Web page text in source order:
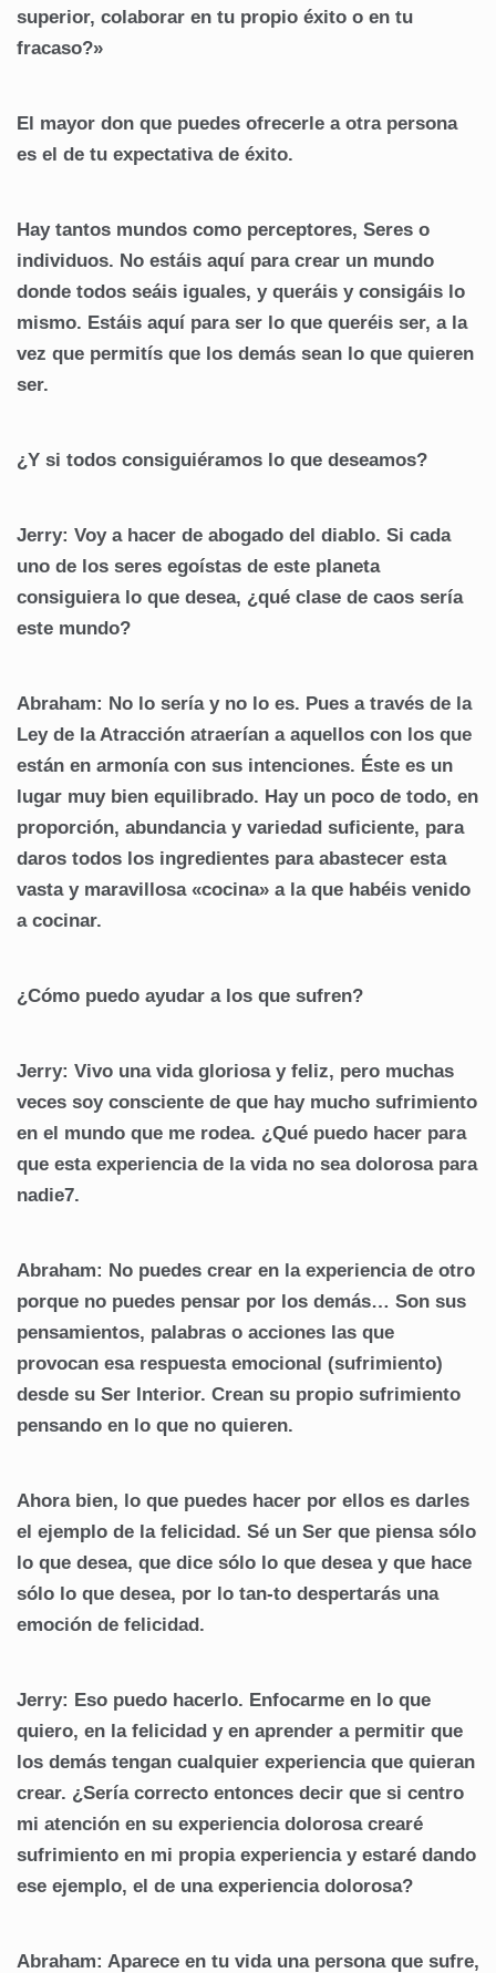
superior, colaborar en tu propio éxito o en tu
fracaso?»
El mayor don que puedes ofrecerle a otra persona
es el de tu expectativa de éxito.
Hay tantos mundos como perceptores, Seres o
individuos. No estáis aquí para crear un mundo
donde todos seáis iguales, y queráis y consigáis lo
mismo. Estáis aquí para ser lo que queréis ser, a la
vez que permitís que los demás sean lo que quieren
ser.
¿Y si todos consiguiéramos lo que deseamos?
Jerry: Voy a hacer de abogado del diablo. Si cada
uno de los seres egoístas de este planeta
consiguiera lo que desea, ¿qué clase de caos sería
este mundo?
Abraham: No lo sería y no lo es. Pues a través de la
Ley de la Atracción atraerían a aquellos con los que
están en armonía con sus intenciones. Éste es un
lugar muy bien equilibrado. Hay un poco de todo, en
proporción, abundancia y variedad suficiente, para
daros todos los ingredientes para abastecer esta
vasta y maravillosa «cocina» a la que habéis venido
a cocinar.
¿Cómo puedo ayudar a los que sufren?
Jerry: Vivo una vida gloriosa y feliz, pero muchas
veces soy consciente de que hay mucho sufrimiento
en el mundo que me rodea. ¿Qué puedo hacer para
que esta experiencia de la vida no sea dolorosa para
nadie7.
Abraham: No puedes crear en la experiencia de otro
porque no puedes pensar por los demás… Son sus
pensamientos, palabras o acciones las que
provocan esa respuesta emocional (sufrimiento)
desde su Ser Interior. Crean su propio sufrimiento
pensando en lo que no quieren.
Ahora bien, lo que puedes hacer por ellos es darles
el ejemplo de la felicidad. Sé un Ser que piensa sólo
lo que desea, que dice sólo lo que desea y que hace
sólo lo que desea, por lo tan-to despertarás una
emoción de felicidad.
Jerry: Eso puedo hacerlo. Enfocarme en lo que
quiero, en la felicidad y en aprender a permitir que
los demás tengan cualquier experiencia que quieran
crear. ¿Sería correcto entonces decir que si centro
mi atención en su experiencia dolorosa crearé
sufrimiento en mi propia experiencia y estaré dando
ese ejemplo, el de una experiencia dolorosa?
Abraham: Aparece en tu vida una persona que sufre,